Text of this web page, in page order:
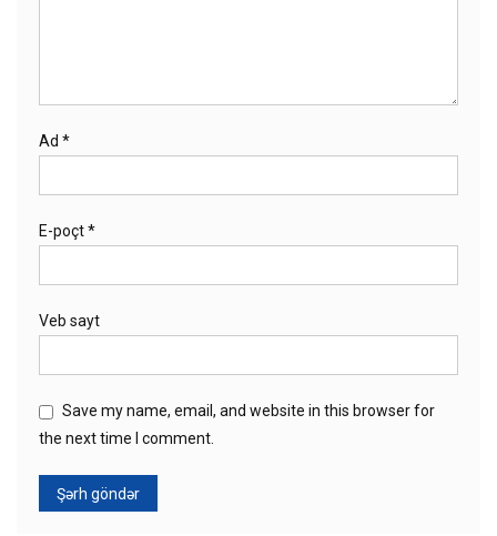
Ad *
E-poçt*
Veb sayt
Save my name, email, and website in this browser for
the next time I comment.